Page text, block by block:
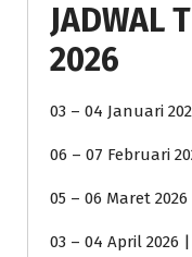
JADWAL
2026
03 – 04 Januari
06 – 07 Februari
05 – 06 Maret
03 – 04 April 2026